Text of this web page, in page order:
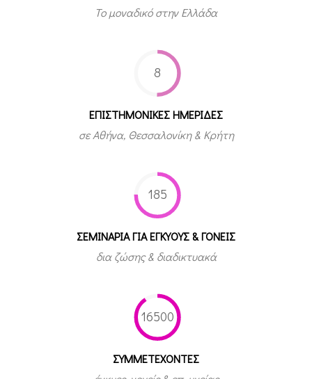
Το μοναδικό στην Ελλάδα
8
ΕΠΙΣΤΗΜΟΝΙΚΕΣ ΗΜΕΡΙΔΕΣ
σε Αθήνα, Θεσσαλονίκη & Κρήτη
185
ΣΕΜΙΝΑΡΙΑ ΓΙΑ ΕΓΚΥΟΥΣ & ΓΟΝΕΙΣ
δια ζώσης & διαδικτυακά
16500
ΣΥΜΜΕΤEΧΟΝΤΕΣ